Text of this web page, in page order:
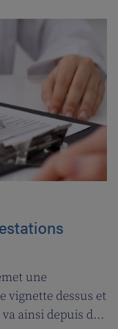
Jossé et
une
vignette dessus et
ainsi depuis des